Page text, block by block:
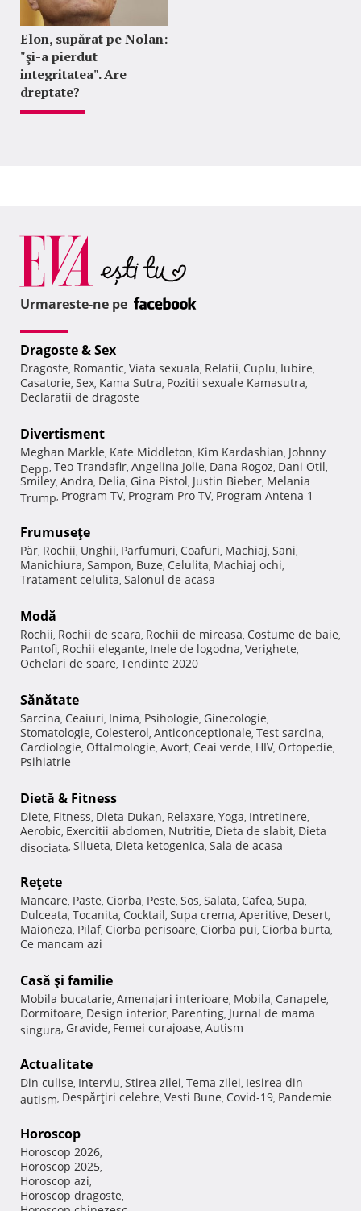
Elon, supărat pe Nolan:
"şi-a pierdut
integritatea". Are
dreptate?
Urmareste-ne pe
Dragoste & Sex
Dragoste, Romantic, Viata sexuala, Relatii, Cuplu, Iubire,
Casatorie, Sex, Kama Sutra, Pozitii sexuale Kamasutra,
Declaratii de dragoste
Divertisment
Meghan Markle, Kate Middleton, Kim Kardashian, Johnny
Depp, Teo Trandafir, Angelina Jolie, Dana Rogoz, Dani Otil,
Smiley, Andra, Delia, Gina Pistol, Justin Bieber, Melania
Trump, Program TV, Program Pro TV, Program Antena 1
Frumuseţe
Păr, Rochii, Unghii, Parfumuri, Coafuri, Machiaj, Sani,
Manichiura, Sampon, Buze, Celulita, Machiaj ochi,
Tratament celulita, Salonul de acasa
Modă
Rochii, Rochii de seara, Rochii de mireasa, Costume de baie,
Pantofi, Rochii elegante, Inele de logodna, Verighete,
Ochelari de soare, Tendinte 2020
Sănătate
Sarcina, Ceaiuri, Inima, Psihologie, Ginecologie,
Stomatologie, Colesterol, Anticonceptionale, Test sarcina,
Cardiologie, Oftalmologie, Avort, Ceai verde, HIV, Ortopedie,
Psihiatrie
Dietă & Fitness
Diete, Fitness, Dieta Dukan, Relaxare, Yoga, Intretinere,
Aerobic, Exercitii abdomen, Nutritie, Dieta de slabit, Dieta
disociata, Silueta, Dieta ketogenica, Sala de acasa
Reţete
Mancare, Paste, Ciorba, Peste, Sos, Salata, Cafea, Supa,
Dulceata, Tocanita, Cocktail, Supa crema, Aperitive, Desert,
Maioneza, Pilaf, Ciorba perisoare, Ciorba pui, Ciorba burta,
Ce mancam azi
Casă şi familie
Mobila bucatarie, Amenajari interioare, Mobila, Canapele,
Dormitoare, Design interior, Parenting, Jurnal de mama
singura, Gravide, Femei curajoase, Autism
Actualitate
Din culise, Interviu, Stirea zilei, Tema zilei, Iesirea din
autism, Despărţiri celebre, Vesti Bune, Covid-19, Pandemie
Horoscop
Horoscop 2026,
Horoscop 2025,
Horoscop azi,
Horoscop dragoste,